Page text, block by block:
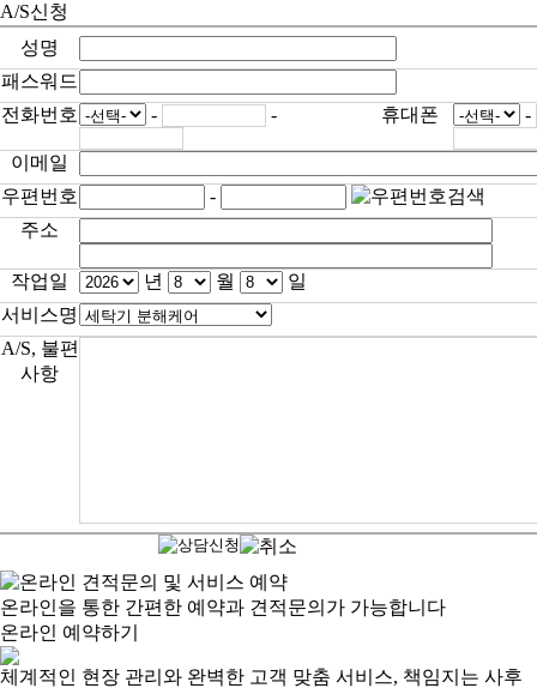
A/S신청
성명
패스워드
전화번호
- - 휴대폰 -
이메일
우편번호
-
주소
작업일 년 월
일
서비스명
A/S, 불편
사항
온라인을 통한 간편한 예약과 견적문의가 가능합니다
온라인 예약하기
체계적인 현장 관리와 완벽한 고객 맞춤 서비스, 책임지는 사후